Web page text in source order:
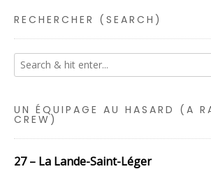
RECHERCHER (SEARCH)
UN ÉQUIPAGE AU HASARD (A
CREW)
27 – La Lande-Saint-Léger